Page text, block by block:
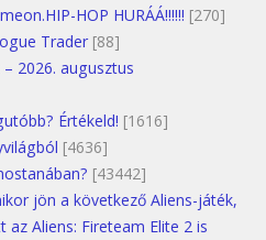
HOP HURÁÁ!!!!!! [270]
Trader [88]
2026. augusztus
Értékeld! [1616]
[4636]
[43442]
jön a következő Aliens-játék,
Aliens: Fireteam Elite 2 is